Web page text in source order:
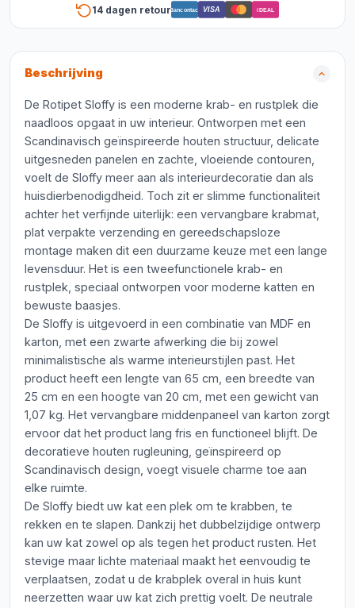
14 dagen retourBancontact VISA iDEAL
Beschrijving
De Rotipet Sloffy is een moderne krab- en rustplek die
naadloos opgaat in uw interieur. Ontworpen met een
Scandinavisch geïnspireerde houten structuur, delicate
uitgesneden panelen en zachte, vloeiende contouren,
voelt de Sloffy meer aan als interieurdecoratie dan als
huisdierbenodigdheid. Toch zit er slimme functionaliteit
achter het verfijnde uiterlijk: een vervangbare krabmat,
plat verpakte verzending en gereedschapsloze
montage maken dit een duurzame keuze met een lange
levensduur. Het is een tweefunctionele krab- en
rustplek, speciaal ontworpen voor moderne katten en
bewuste baasjes.
De Sloffy is uitgevoerd in een combinatie van MDF en
karton, met een zwarte afwerking die bij zowel
minimalistische als warme interieurstijlen past. Het
product heeft een lengte van 65 cm, een breedte van
25 cm en een hoogte van 20 cm, met een gewicht van
1,07 kg. Het vervangbare middenpaneel van karton zorgt
ervoor dat het product lang fris en functioneel blijft. De
decoratieve houten rugleuning, geïnspireerd op
Scandinavisch design, voegt visuele charme toe aan
elke ruimte.
De Sloffy biedt uw kat een plek om te krabben, te
rekken en te slapen. Dankzij het dubbelzijdige ontwerp
kan uw kat zowel op als tegen het product rusten. Het
stevige maar lichte materiaal maakt het eenvoudig te
verplaatsen, zodat u de krabplek overal in huis kunt
neerzetten waar uw kat zich prettig voelt. De neutrale